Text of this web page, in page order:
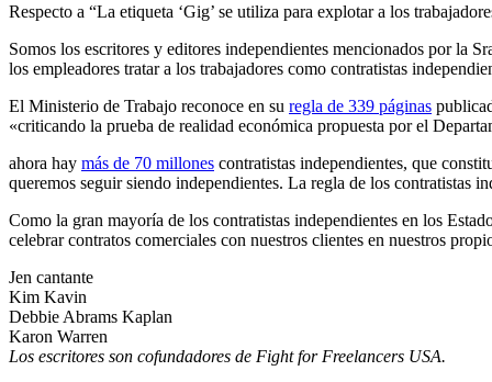
Respecto a “La etiqueta ‘Gig’ se utiliza para explotar a los
Somos los escritores y editores independientes mencionados por la
los empleadores tratar a los trabajadores como contratistas
El Ministerio de Trabajo reconoce en su regla de 339 páginas
«criticando la prueba de realidad económica propuesta por el
ahora hay más de 70 millones contratistas independientes, que
queremos seguir siendo independientes. La regla de los contratistas
Como la gran mayoría de los contratistas independientes en los
celebrar contratos comerciales con nuestros clientes en nuestros
Jen cantante
Kim Kavin
Debbie Abrams Kaplan
Karon Warren
Los escritores son cofundadores de Fight for Freelancers USA.